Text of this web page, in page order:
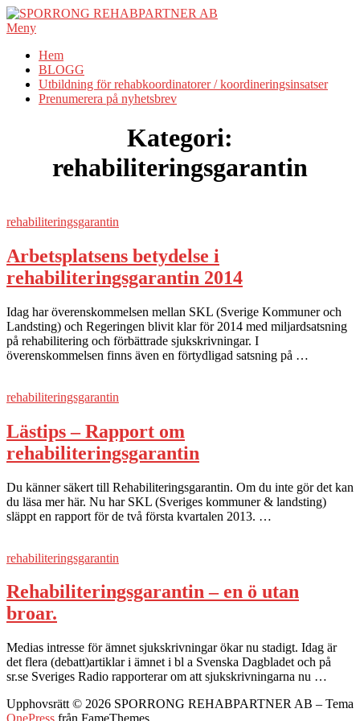
Hoppa
till
Meny
Hem
BLOGG
Utbildning för rehabkoordinatorer / koordineringsinsatser
Prenumerera på nyhetsbrev
Kategori:
rehabiliteringsgarantin
rehabiliteringsgarantin
Arbetsplatsens betydelse i
rehabiliteringsgarantin 2014
Idag har överenskommelsen mellan SKL (Sverige Kommuner och
Landsting) och Regeringen blivit klar för 2014 med miljardsatsning
på rehabilitering och förbättrade sjukskrivningar. I
överenskommelsen finns även en förtydligad satsning på …
rehabiliteringsgarantin
Lästips – Rapport om
rehabiliteringsgarantin
Du känner säkert till Rehabiliteringsgarantin. Om du inte gör det kan
du läsa mer här. Nu har SKL (Sveriges kommuner & landsting)
släppt en rapport för de två första kvartalen 2013. …
rehabiliteringsgarantin
Rehabiliteringsgarantin – en ö utan
broar.
Medias intresse för ämnet sjukskrivningar ökar nu stadigt. Idag är
det flera (debatt)artiklar i ämnet i bl a Svenska Dagbladet och på
sr.se Sveriges Radio rapporterar om att sjukskrivningarna nu …
Upphovsrätt © 2026 SPORRONG REHABPARTNER AB – Tema